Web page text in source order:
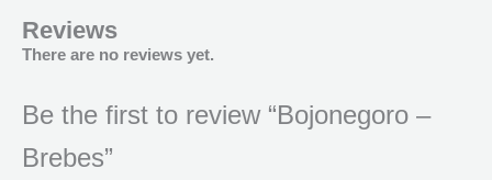
Reviews
There are no reviews yet.
Be the first to review “Bojonegoro –
Brebes”